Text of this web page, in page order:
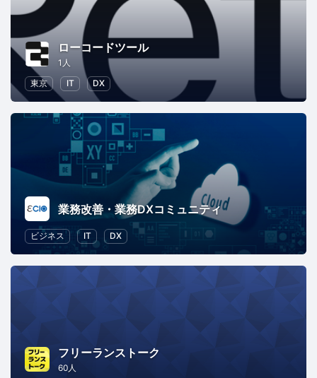
ローコードツール
1人
東京
IT DX
業務改善・業務DXコミュニティ
ビジネス IT DX
フリーランストーク
60人